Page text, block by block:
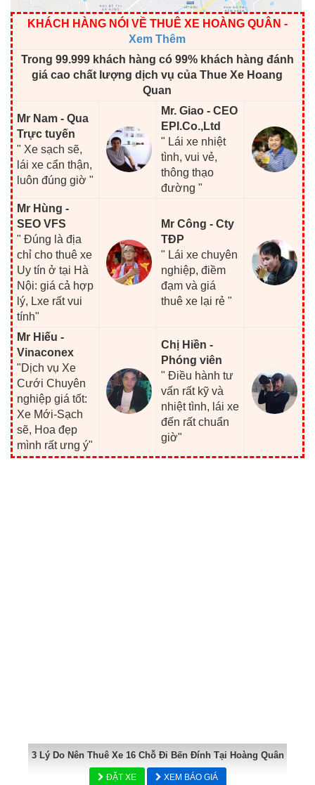
KHÁCH HÀNG NÓI VỀ THUÊ XE HOÀNG QUÂN -
Xem Thêm
Trong 99.999 khách hàng có 99% khách hàng đánh
giá cao chất lượng dịch vụ của Thue Xe Hoang
Quan
Mr Nam - Qua
Trực tuyến
" Xe sạch sẽ,
lái xe cẩn thận,
luôn đúng giờ "
Mr. Giao - CEO
EPI.Co.,Ltd
" Lái xe nhiệt
tình, vui vẻ,
thông thạo
đường "
Mr Hùng -
SEO VFS
" Đúng là địa
chỉ cho thuê xe
Uy tín ở tại Hà
Nội: giá cả hợp
lý, Lxe rất vui
tính"
Mr Công - Cty
TĐP
" Lái xe chuyên
nghiệp, điềm
đạm và giá
thuê xe lại rẻ "
Mr Hiếu -
Vinaconex
"Dịch vụ Xe
Cưới Chuyên
nghiệp giá tốt:
Xe Mới-Sạch
sẽ, Hoa đẹp
mình rất ưng ý"
Chị Hiền -
Phóng viên
" Điều hành tư
vấn rất kỹ và
nhiệt tình, lái xe
đến rất chuẩn
giờ"
3 Lý Do Nên Thuê Xe 16 Chỗ Đi Bến Đính Tại Hoàng Quân
ĐẶT XE XEM BÁO GIÁ